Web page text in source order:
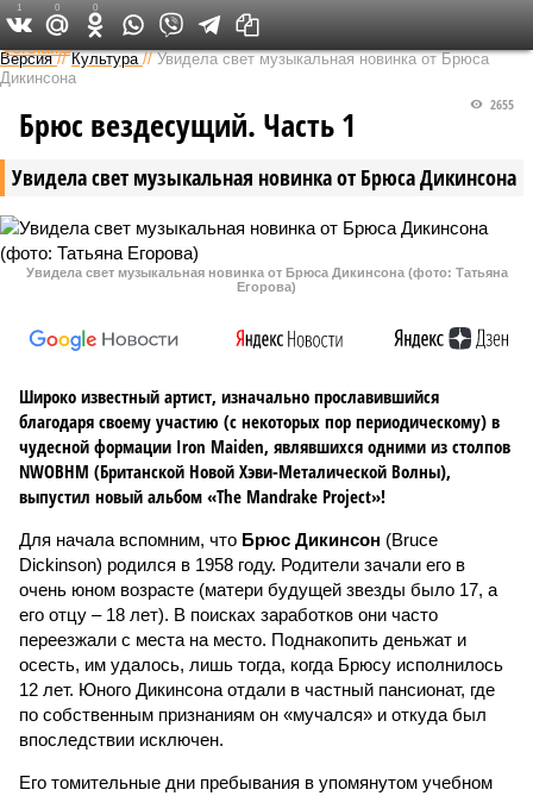
Федеральный выпуск
Версия //Культура //Увидела свет музыкальная новинка от Брюса
Дикинсона
Увидела свет музыкальная новинка от Брюса Дикинсона
2655
Брюс вездесущий. Часть 1
Увидела свет музыкальная новинка от Брюса Дикинсона (фото: Татьяна
Егорова)
Широко известный артист, изначально прославившийся
благодаря своему участию (с некоторых пор периодическому) в
чудесной формации Iron Maiden, являвшихся одними из столпов
NWOBHM (Британской Новой Хэви-Металической Волны),
выпустил новый альбом «The Mandrake Project»!
Для начала вспомним, что Брюс Дикинсон (Bruce
Dickinson) родился в 1958 году. Родители зачали его в
очень юном возрасте (матери будущей звезды было 17, а
его отцу – 18 лет). В поисках заработков они часто
переезжали с места на место. Поднакопить деньжат и
осесть, им удалось, лишь тогда, когда Брюсу исполнилось
12 лет. Юного Дикинсона отдали в частный пансионат, где
по собственным признаниям он «мучался» и откуда был
впоследствии исключен.
Его томительные дни пребывания в упомянутом учебном
1 0 0